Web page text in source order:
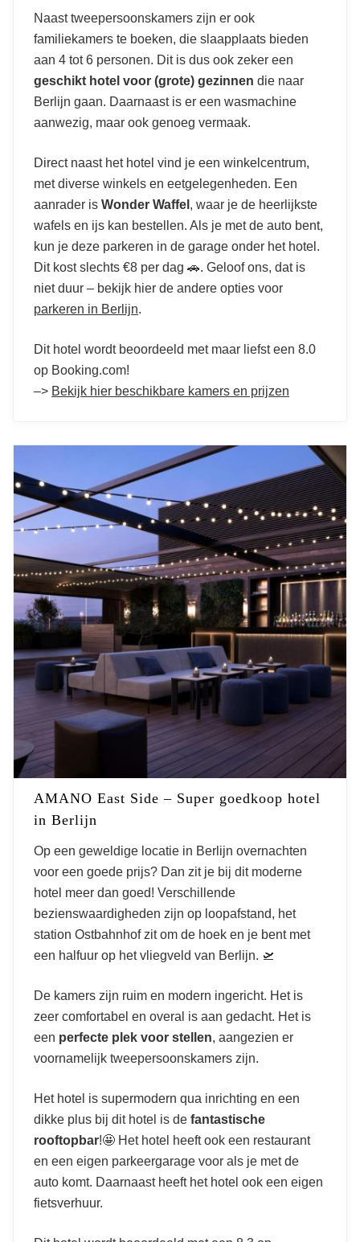
Naast tweepersoonskamers zijn er ook
familiekamers te boeken, die slaapplaats bieden
aan 4 tot 6 personen. Dit is dus ook zeker een
geschikt hotel voor (grote) gezinnen die naar
Berlijn gaan. Daarnaast is er een wasmachine
aanwezig, maar ook genoeg vermaak.
Direct naast het hotel vind je een winkelcentrum,
met diverse winkels en eetgelegenheden. Een
aanrader is Wonder Waffel , waar je de heerlijkste
wafels en ijs kan bestellen. Als je met de auto bent,
kun je deze parkeren in de garage onder het hotel.
Dit kost slechts €8 per dag 🚗. Geloof ons, dat is
niet duur – bekijk hier de andere opties voor
parkeren in Berlijn.
Dit hotel wordt beoordeeld met maar liefst een 8.0
op Booking.com!
–> Bekijk hier beschikbare kamers en prijzen
AMANO East Side – Super goedkoop hotel
in Berlijn
Op een geweldige locatie in Berlijn overnachten
voor een goede prijs? Dan zit je bij dit moderne
hotel meer dan goed! Verschillende
bezienswaardigheden zijn op loopafstand, het
station Ostbahnhof zit om de hoek en je bent met
een halfuur op het vliegveld van Berlijn. 🛫
De kamers zijn ruim en modern ingericht. Het is
zeer comfortabel en overal is aan gedacht. Het is
een perfecte plek voor stellen, aangezien er
voornamelijk tweepersoonskamers zijn.
Het hotel is supermodern qua inrichting en een
dikke plus bij dit hotel is de fantastische
rooftopbar!🤩 Het hotel heeft ook een restaurant
en een eigen parkeergarage voor als je met de
auto komt. Daarnaast heeft het hotel ook een eigen
fietsverhuur.